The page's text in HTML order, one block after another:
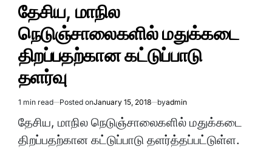
தேசிய, மாநில
நெடுஞ்சாலைகளில் மதுக்கடை
திறப்பதற்கான கட்டுப்பாடு
தளர்வு
Estimated
read
time
1 min read Posted onJanuary 15, 2018 byadmin
தேசிய, மாநில நெடுஞ்சாலைகளில் மதுக்கடை
திறப்பதற்கான கட்டுப்பாடு தளர்த்தப்பட்டுள்ள.